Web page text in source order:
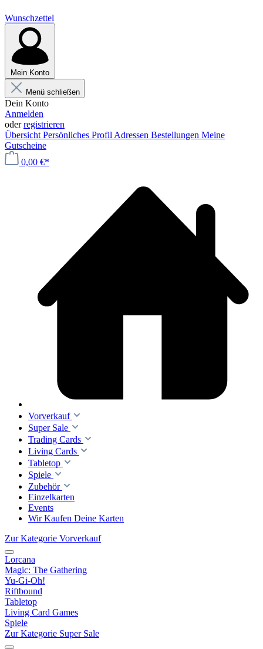
Wunschzettel
Mein Konto
Menü schließen
Dein Konto
Anmelden
oderregistrieren
Übersicht Persönliches Profil Adressen Bestellungen Meine
Gutscheine
0,00 €*
Vorverkauf
Super Sale
Trading Cards
Living Cards
Tabletop
Spiele
Zubehör
Einzelkarten
Events
Wir Kaufen Deine Karten
Zur Kategorie Vorverkauf
Lorcana
Magic: The Gathering
Yu-Gi-Oh!
Riftbound
Tabletop
Living Card Games
Spiele
Zur Kategorie Super Sale